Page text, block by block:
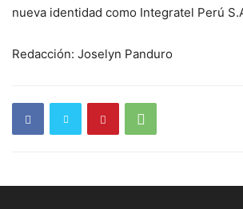
nueva identidad como Integratel Perú
Redacción: Joselyn Panduro